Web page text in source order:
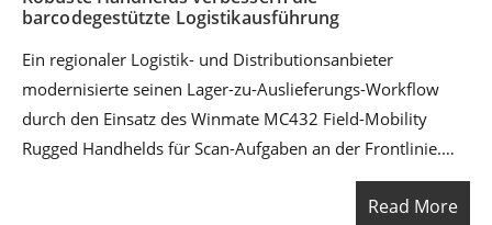
barcodegestützte Logistikausführung
Ein regionaler Logistik- und Distributionsanbieter
modernisierte seinen Lager-zu-Auslieferungs-Workflow
durch den Einsatz des Winmate MC432 Field-Mobility
Rugged Handhelds für Scan-Aufgaben an der Frontlinie.
Durch den Ersatz papierbasierter Übergaben
(Wareneingang, Einlagerung, Kommissionierung,Read More